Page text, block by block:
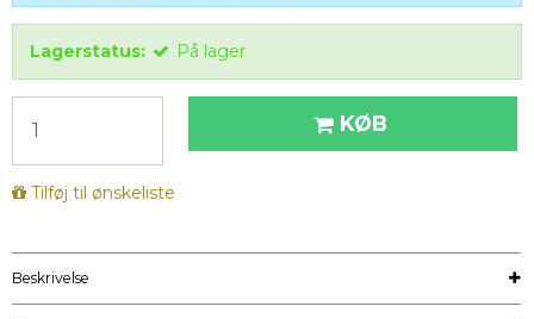
Lagerstatus: På lager
KØB
Tilføj til ønskeliste
Beskrivelse